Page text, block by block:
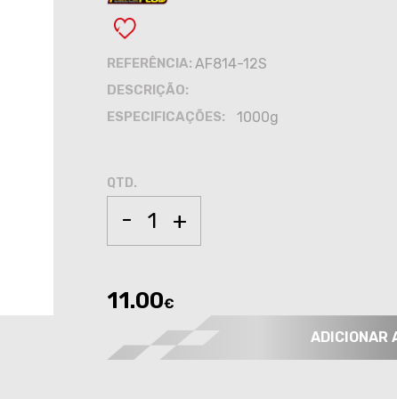
REFERÊNCIA: AF814-12S
DESCRIÇÃO:
ESPECIFICAÇÕES:
1000g
QTD.
- +
11.00€
ADICIONAR